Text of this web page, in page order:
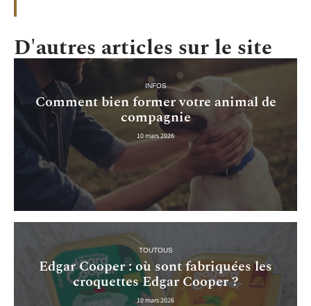
D'autres articles sur le site
INFOS
Comment bien former votre animal de
compagnie
10 mars 2026
TOUTOUS
Edgar Cooper : où sont fabriquées les
croquettes Edgar Cooper ?
10 mars 2026